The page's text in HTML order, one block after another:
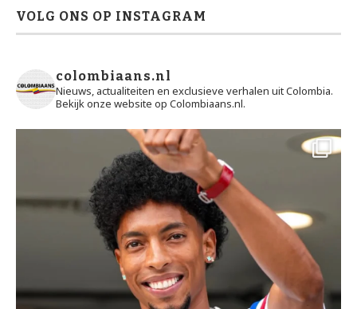
VOLG ONS OP INSTAGRAM
colombiaans.nl
Nieuws, actualiteiten en exclusieve verhalen uit Colombia.
Bekijk onze website op Colombiaans.nl.